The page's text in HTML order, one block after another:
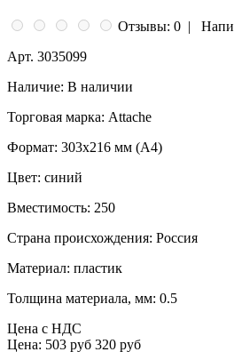
Отзывы: 0 |
Арт. 3035099
Наличие: В наличии
Торговая марка: Attache
Формат: 303x216 мм (А4)
Цвет: синий
Вместимость: 250
Страна происхождения: Россия
Материал: пластик
Толщина материала, мм: 0.5
Цена с НДС
Цена: 503 руб 320 руб